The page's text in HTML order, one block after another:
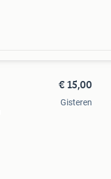
€ 15,00
Gisteren